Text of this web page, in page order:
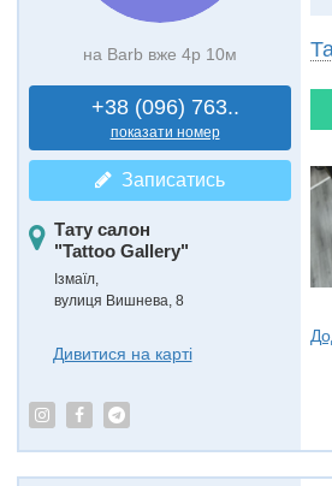
на Barb вже 4р 10м
+38 (096) 763..
показати номер
Записатись
Тату салон
"Tattoo Gallery"
Ізмаїл,
вулиця Вишнева, 8
Дивитися на карті